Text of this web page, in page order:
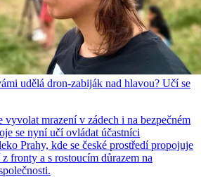
udělá dron-zabiják nad hlavou? Učí se
mrazení v zádech i na bezpečném
se nyní učí ovládat účastníci
Prahy, kde se české prostředí propojuje
fronty a s rostoucím důrazem na